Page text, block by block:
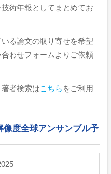
術年報としてまとめてお
る論文の取り寄せを希望
わせフォームよりご依頼
者検索はこちら をご利用
度全球アンサンブル予